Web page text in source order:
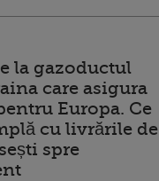
la gazoductul
care asigura
Europa. Ce
cu livrările de
spre